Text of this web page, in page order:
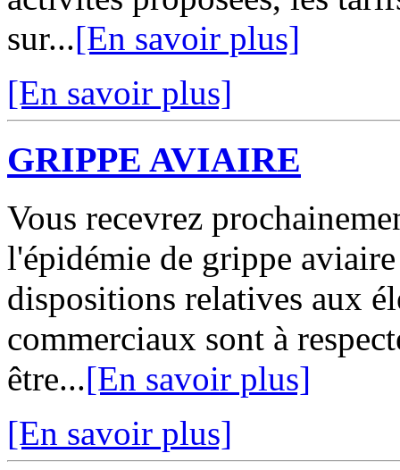
sur...[En savoir plus]
[En savoir plus]
GRIPPE AVIAIRE
Vous recevrez
l'épidémie de grippe
dispositions relatives aux
commerciaux sont à
être...[En savoir plus]
[En savoir plus]